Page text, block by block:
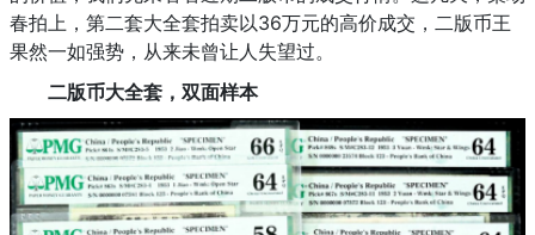
春拍上，第二套大全套拍卖以36万元的高价成交，二版币王
果然一如强势，从来未曾让人失望过。
二版币大全套，双面样本